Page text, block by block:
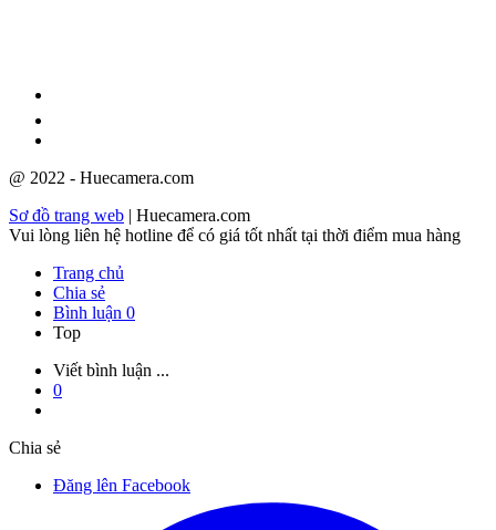
@ 2022 - Huecamera.com
Sơ đồ trang web | Huecamera.com
Vui lòng liên hệ hotline để có giá tốt nhất tại thời điểm mua hàng
Trang chủ
Chia sẻ
Bình luận 0
Top
Viết bình luận ...
0
Chia sẻ
Đăng lên Facebook